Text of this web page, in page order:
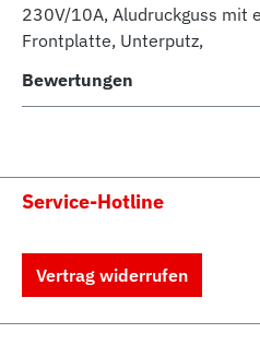
230V/10A, Aludruckguss mit
Frontplatte, Unterputz,
Bewertungen
Service-Hotline
Vertrag widerrufen